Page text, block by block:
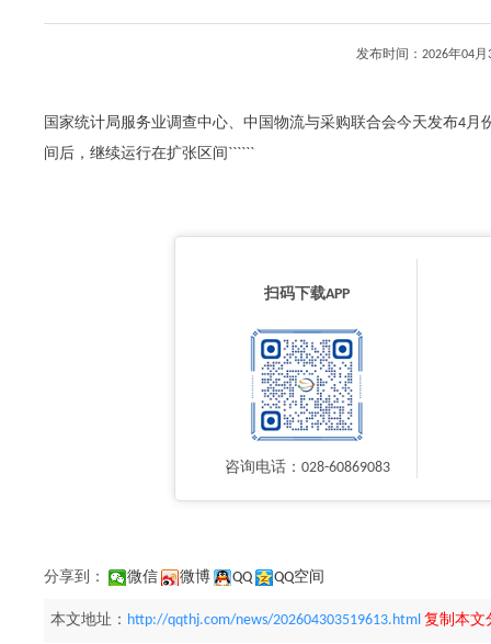
发布时间：2026年04
国家统计局服务业调查中心、中国物流与采购联合会今天发布4
间后，继续运行在扩张区间``````
扫码下载APP
咨询电话：028-60869083
分享到： 微信 微博 QQ QQ空间
本文地址： http://qqthj.com/news/202604303519613.html 复制本文